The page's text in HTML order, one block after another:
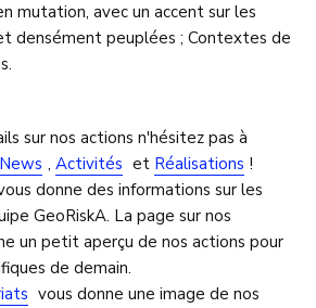
mutation, avec un accent sur les
densément peuplées ; Contextes de
sur nos actions n'hésitez pas à
News ,Activités et Réalisations !
donne des informations sur les
GeoRiskA. La page sur nos
un petit aperçu de nos actions pour
de demain.
vous donne une image de nos